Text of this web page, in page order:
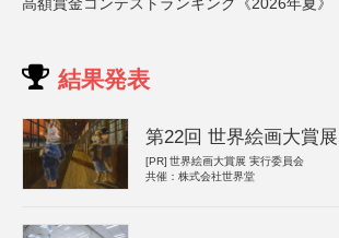
結果発表
第22回 世界絵画大賞
[PR] 世界絵画大賞展 実行委員会
共催：株式会社世界堂